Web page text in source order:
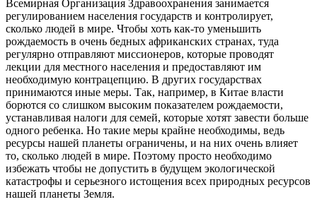
Всемирная Организация Здравоохранения занимается
регулированием населения государств и контролирует,
сколько людей в мире. Чтобы хоть как-то уменьшить
рождаемость в очень бедных африканских странах, туда
регулярно отправляют миссионеров, которые проводят
лекции для местного населения и предоставляют им
необходимую контрацепцию. В других государствах
принимаются иные меры. Так, например, в Китае власти
борются со слишком высоким показателем рождаемости,
устанавливая налоги для семей, которые хотят завести больше
одного ребенка. Но такие меры крайне необходимы, ведь
ресурсы нашей планеты ограничены, и на них очень влияет
то, сколько людей в мире. Поэтому просто необходимо
избежать чтобы не допустить в будущем экологической
катастрофы и серьезного истощения всех природных ресурсов
нашей планеты Земля.